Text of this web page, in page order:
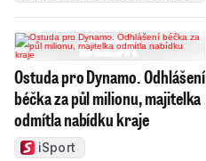
Ostuda pro Dynamo. Odhlášení
béčka za půl milionu, majitelka
odmítla nabídku kraje
iSport